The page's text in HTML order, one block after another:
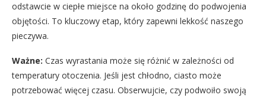
odstawcie w ciepłe miejsce na około godzinę do podwojenia
objętości. To kluczowy etap, który zapewni lekkość naszego
pieczywa.
Ważne: Czas wyrastania może się różnić w zależności od
temperatury otoczenia. Jeśli jest chłodno, ciasto może
potrzebować więcej czasu. Obserwujcie, czy podwoiło swoją